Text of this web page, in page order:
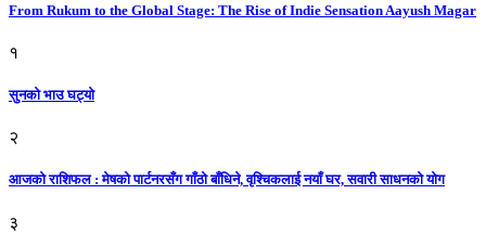
From Rukum to the Global Stage: The Rise of Indie Sensation Aayush Magar
१
सुनको भाउ घट्याे
२
आजको राशिफल : मेषको पार्टनरसँग गाँठो बाँधिने, वृश्चिकलाई नयाँ घर, सवारी साधनकाे याेग
३